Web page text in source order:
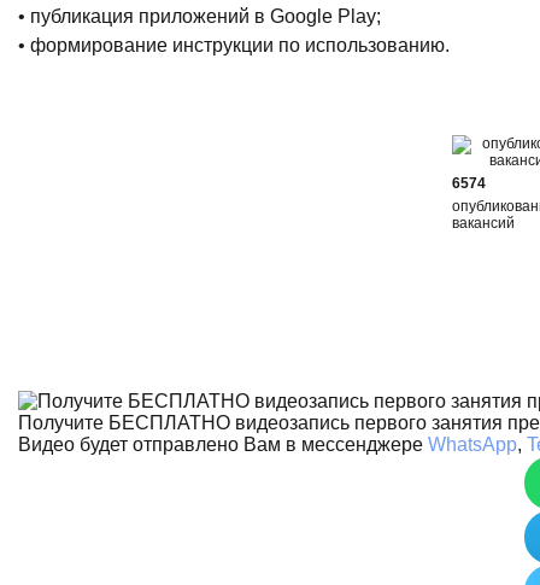
• публикация приложений в Google Play;
• формирование инструкции по использованию.
6574
вакансий
Получите БЕСПЛАТНО видеозапись первого занятия
Видео будет отправлено Вам в мессенджере WhatsApp,